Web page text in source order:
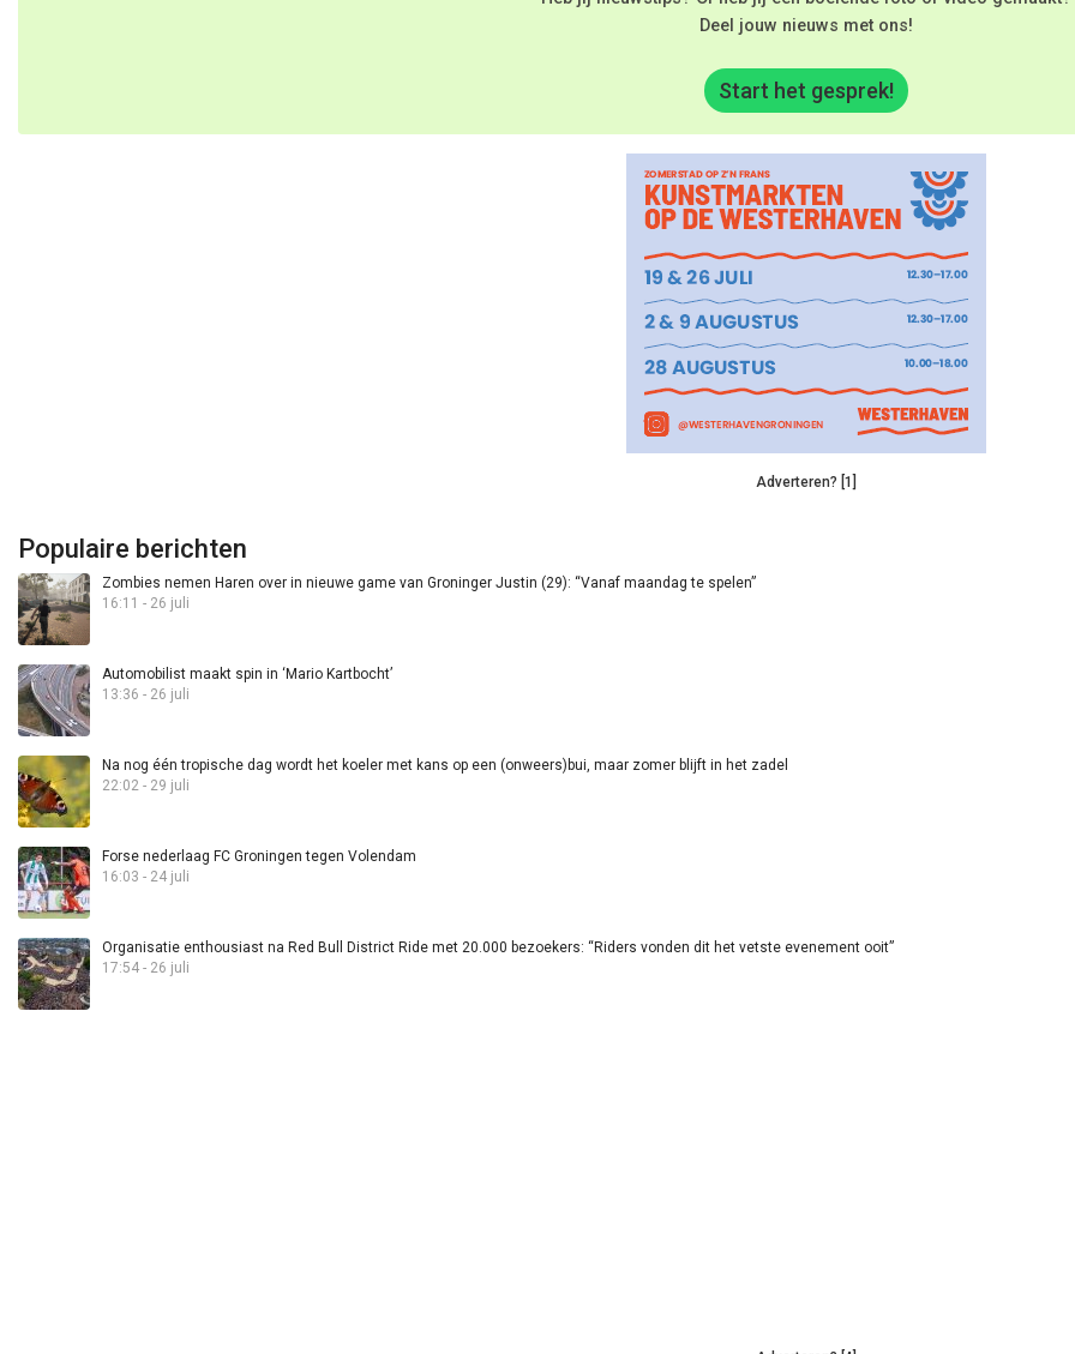
Deel jouw nieuws met ons!
Start het gesprek!
Adverteren? [1]
Populaire berichten
Zombies nemen Haren over in nieuwe game van Groninger Justin (29): “Vanaf maandag te spelen”
16:11 - 26 juli
Automobilist maakt spin in ‘Mario Kartbocht’
13:36 - 26 juli
Na nog één tropische dag wordt het koeler met kans op een (onweers)bui, maar zomer blijft in het zadel
22:02 - 29 juli
Forse nederlaag FC Groningen tegen Volendam
16:03 - 24 juli
Organisatie enthousiast na Red Bull District Ride met 20.000 bezoekers: “Riders vonden dit het vetste evenement ooit”
17:54 - 26 juli